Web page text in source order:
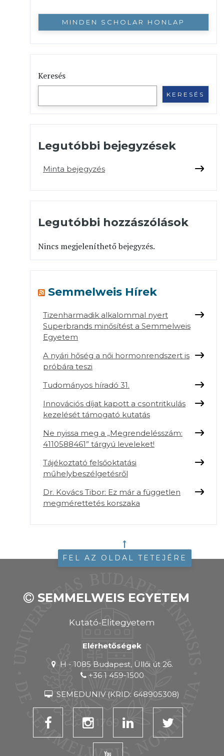
MINDEN SCHOLAR HONLAP
Keresés
KERESÉS
Legutóbbi bejegyzések
Minta bejegyzés
Legutóbbi hozzászólások
Nincs megjeleníthető bejegyzés.
Semmelweis Hírek
Tizenharmadik alkalommal nyert
Superbrands minősítést a Semmelweis
Egyetem
A nyári hőség a női hormonrendszert is
próbára teszi
Tudományos híradó 31.
Innovációs díjat kapott a csontritkulás
kezelését támogató kutatás
Ne nyissa meg a „Megrendelésszám:
4110588461” tárgyú leveleket!
Tájékoztató felsőoktatási
műhelybeszélgetésről
Dr. Kovács Tibor: Ez már a független
megmérettetés korszaka
FEL AZ OLDAL TETEJÉRE
SEMMELWEIS EGYETEM
Kutató-Elitegyetem
Elérhetőségek
H - 1085 Budapest, Üllői út 26.
+36 1 459-1500
SEMEDUNIV (KRID: 648905308)